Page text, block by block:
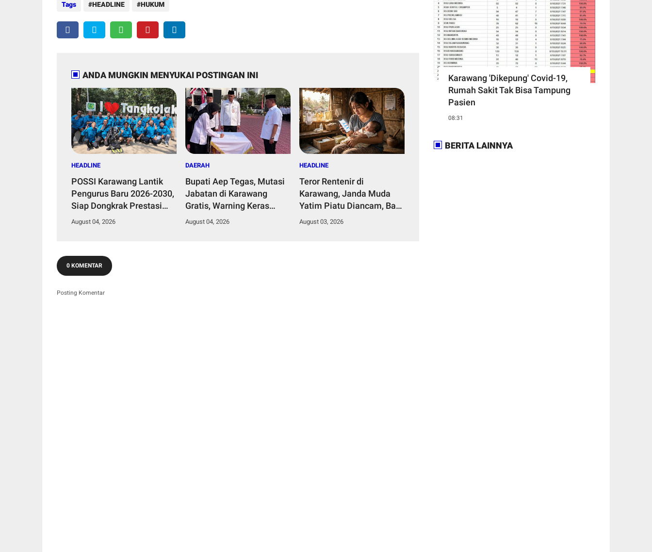
Tags HEADLINE HUKUM
ANDA MUNGKIN MENYUKAI POSTINGAN INI
HEADLINE
POSSI Karawang Lantik
Pengurus Baru 2026-2030,
Siap Dongkrak Prestasi
dan Kawal Kelestarian
August 04, 2026
DAERAH
Bupati Aep Tegas, Mutasi
Jabatan di Karawang
Gratis, Warning Keras
Oknum Pungli dan Jual
August 04, 2026
HEADLINE
Teror Rentenir di
Karawang, Janda Muda
Yatim Piatu Diancam, Bayi
4 Bulan Disebut Akan
August 03, 2026
0 KOMENTAR
Posting Komentar
Karawang 'Dikepung' Covid-19,
Rumah Sakit Tak Bisa Tampung
Pasien
08:31
BERITA LAINNYA